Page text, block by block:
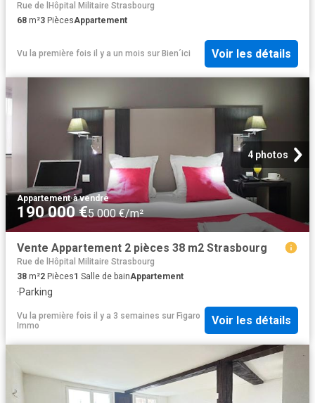
Rue de lHôpital Militaire Strasbourg
68 m²3 PiècesAppartement
Vu la première fois il y a un mois sur Bien´ici Voir les détails
4 photos
Appartement·à vendre
190 000 €5 000 €/m²
Vente Appartement 2 pièces 38 m2 Strasbourg
Rue de lHôpital Militaire Strasbourg
38 m²2 Pièces1 Salle de bainAppartement
·Parking
Vu la première fois il y a 3 semaines sur Figaro
Immo
Voir les détails